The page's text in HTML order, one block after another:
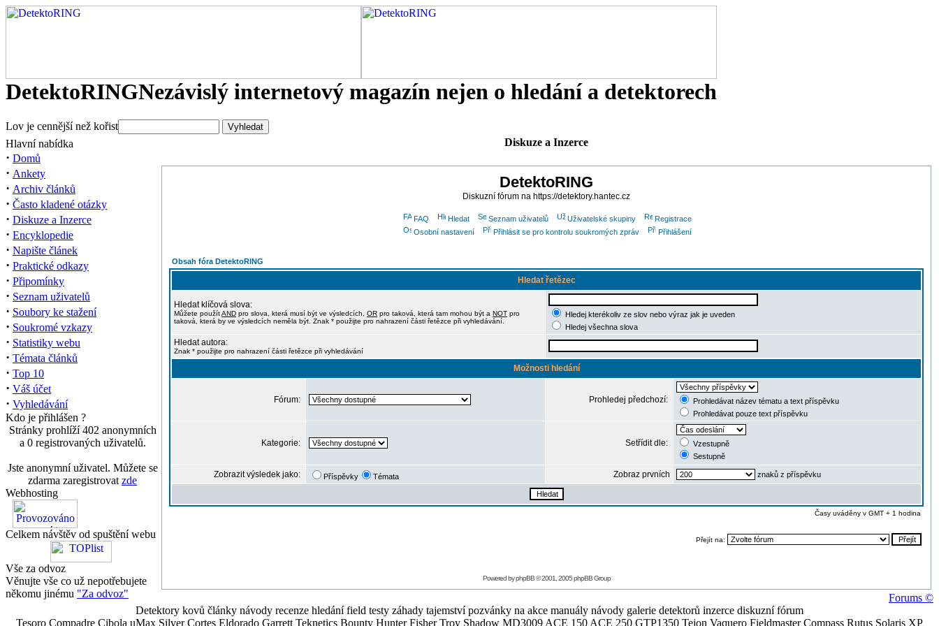
DetektoRINGNezávislý internetový magazín nejen o hledání a detektorech
Lov je cennější než kořist
Hlavní nabídka
· Domů
· Ankety
· Archiv článků
· Často kladené otázky
· Diskuze a Inzerce
· Encyklopedie
· Napište článek
· Praktické odkazy
· Připomínky
· Seznam uživatelů
· Soubory ke stažení
· Soukromé vzkazy
· Statistiky webu
· Témata článků
· Top 10
· Váš účet
· Vyhledávání
Kdo je přihlášen ?
Stránky prohlíží 402 anonymních
a 0 registrovaných uživatelů.
Jste anonymní uživatel. Můžete se
zdarma zaregistrovat zde
Webhosting
Celkem návštěv od spuštění webu
Vše za odvoz
Věnujte vše co už nepotřebujete
někomu jinému "Za odvoz"
Diskuze a Inzerce
DetektoRING
Diskuzní fórum na https://detektory.hantec.cz
FAQ Hledat Seznam uživatelů Uživatelské skupiny
Registrace
Osobní nastavení
Přihlásit se pro kontrolu soukromých zpráv Přihlášení
Obsah fóra DetektoRING
Hledat řetězec
Hledat klíčová slova:
Můžete použítAND pro slova, která musí být ve výsledcích, OR pro taková, která tam mohou být a NOT pro
taková, která by ve výsledcích neměla být. Znak * použijte pro nahrazení části řetězce při vyhledávání.
Hledej kterékoliv ze slov nebo výraz jak je uveden
Hledej všechna slova
Hledat autora:
Znak * použijte pro nahrazení části řetězce při vyhledávání
Možnosti hledání
Fórum: Prohledej předchozí:
Prohledávat název tématu a text příspěvku
Prohledávat pouze text příspěvku
Kategorie: Setřídit dle:
Vzestupně
Sestupně
Zobrazit výsledek jako: Příspěvky Témata Zobraz prvních znaků z příspěvku
Časy uváděny v GMT + 1 hodina
Přejít na:
Powered byphpBB© 2001, 2005 phpBB Group
Forums ©
Detektory kovů články návody recenze hledání field testy záhady tajemství pozvánky na akce manuály návody galerie detektorů inzerce diskuzní fórum
Tesoro Compadre Cibola uMax Silver Cortes Eldorado Garrett Teknetics Bounty Hunter Fisher Troy Shadow MD3009 ACE 150 ACE 250 GTP1350 Tejon Vaquero Fieldmaster Compass Rutus Solaris XP